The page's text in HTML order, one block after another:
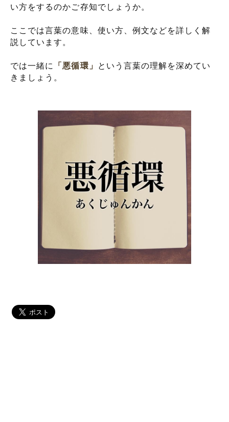
い方をするのかご存知でしょうか。
ここでは言葉の意味、使い方、例文などを詳しく解
説しています。
では一緒に 「悪循環」
という言葉の理解を深めてい
きましょう。